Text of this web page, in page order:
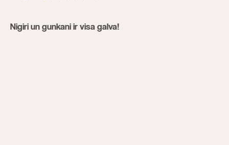
Nigiri un gunkani ir visa galva!